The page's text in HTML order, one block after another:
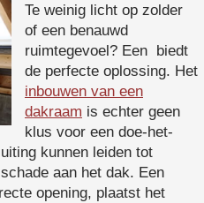
Te weinig licht op zolder
of een benauwd
ruimtegevoel? Een biedt
de perfecte oplossing. Het
inbouwen van een
dakraam is echter geen
klus voor een doe-het-
kunnen leiden tot
aan het dak. Een
opening, plaatst het